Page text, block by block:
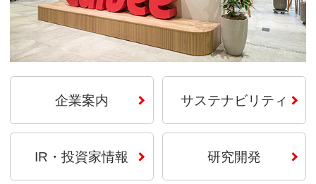
企業案内 サステナビリティ
IR・投資家情報 研究開発